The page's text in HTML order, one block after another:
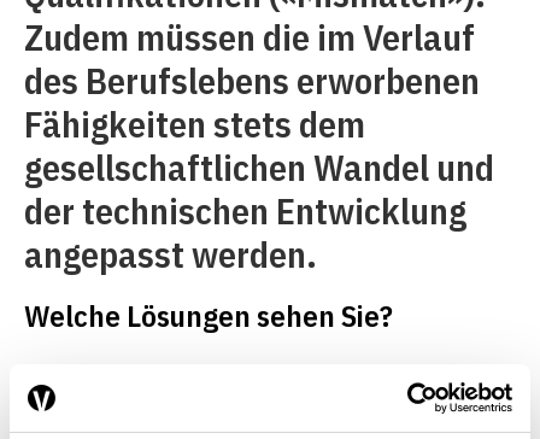
Zudem müssen die im Verlauf
des Berufslebens erworbenen
Fähigkeiten stets dem
gesellschaftlichen Wandel und
der technischen Entwicklung
angepasst werden.
Welche Lösungen sehen Sie?
Für eine gezielte
Problembehandlung braucht es